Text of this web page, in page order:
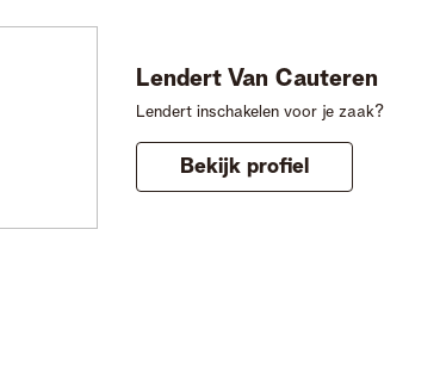
Lendert Van Cauteren
Lendert inschakelen voor je zaak?
Bekijk profiel